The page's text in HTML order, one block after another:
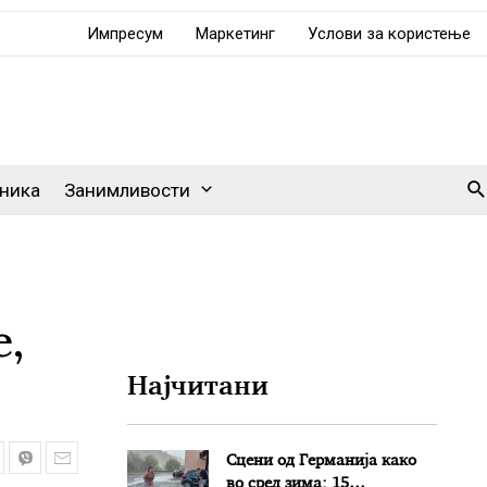
Импресум Маркетинг Услови за користење
Занимливости
Најчитани
Сцени од Германија како
во сред зима: 15